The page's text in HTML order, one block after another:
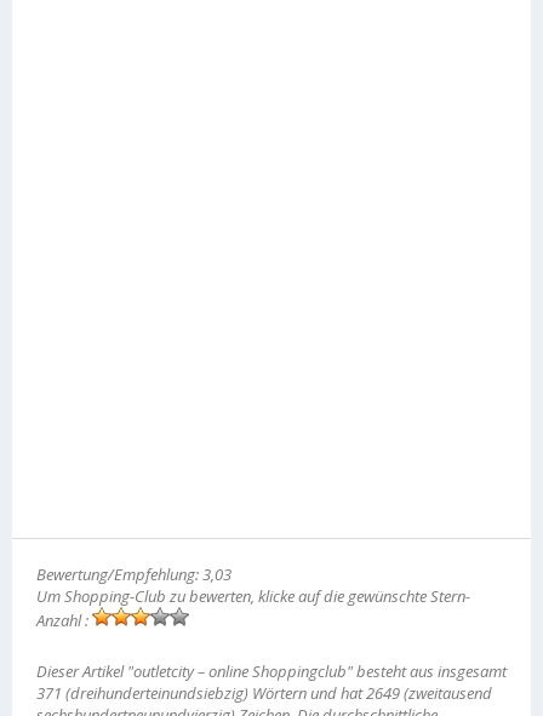
Bewertung/Empfehlung: 3,03
Um Shopping-Club zu bewerten, klicke auf die gewünschte Stern-
Anzahl :
Dieser Artikel "outletcity – online Shoppingclub" besteht aus insgesamt
371 (dreihunderteinundsiebzig) Wörtern und hat 2649 (zweitausend